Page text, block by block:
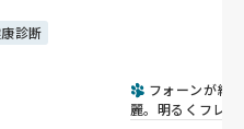
診断
フォーンが綺
麗。明るくフレン